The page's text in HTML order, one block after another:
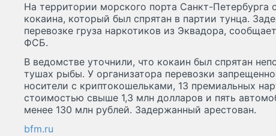
На территории морского порта Санкт-Петербурга
кокаина, который был спрятан в партии тунца.
перевозке груза наркотиков из Эквадора,
ФСБ.
В ведомстве уточнили, что кокаин был спрятан
тушах рыбы. У организатора перевозки
носители с криптокошельками, 13 премиальных
стоимостью свыше 1,3 млн долларов и пять
менее 130 млн рублей. Задержанный арестован.
bfm.ru